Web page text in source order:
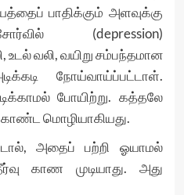
பாதிக்கும் அளவுக்கு
(depression)
வலி, வயிறு சம்பந்தமான
நோய்வாய்ப்பட்டாள்.
போயிற்று. கத்தலே
மொழியாகியது.
அதைப் பற்றி ஓயாமல்
காண முடியாது. அது